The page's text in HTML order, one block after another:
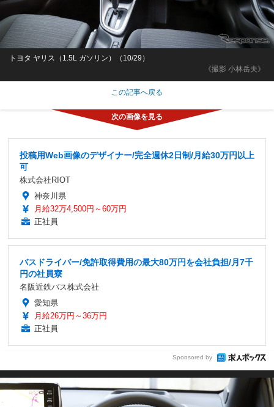
《撮影 小林岳夫》
トヨタ ヤリス（1.5L ガソリン）（10/29）
この記事へ戻る
投稿用Web画像のデザイナー/完全週休2日制/月給30万円以上
可
株式会社RIOT
神奈川県
月給32万4,500円～60万円
正社員
バスドライバー/免許取得費用の最大80万円を会社負担/月7千
円の社員寮
名阪近鉄バス株式会社
愛知県
月給26万円～36万円
正社員
Sponsored by